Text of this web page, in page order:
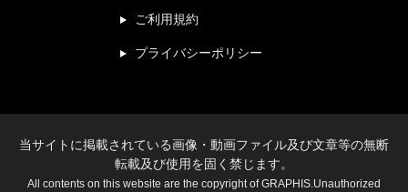
ご利用規約
プライバシーポリシー
当サイトに掲載されている画像・動画ファイル及び文章等の無断
転載及び使用を固く禁じます。
All contents on this website are the copyright of GRAPHIS.Unauthorized